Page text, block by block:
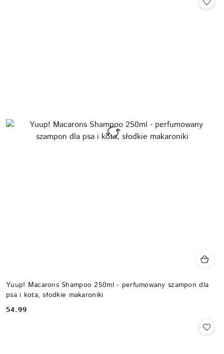
Yuup! Macarons Shampoo 250ml - perfumowany szampon dla
psa i kota, słodkie makaroniki
Cena:
54.99